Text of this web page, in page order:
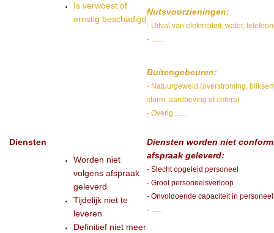
Is verwoest of
ernstig beschadigd
Nutsvoorzieningen:
- Uitval van elektriciteit, water, telefoon
- .......
Buitengebeuren:
- Natuurgeweld (overstroming,
storm, aardbeving et cetera)
- Overig .......
Diensten
Worden niet
volgens afspraak
geleverd
Tijdelijk niet te
leveren
Definitief niet meer
Diensten worden niet conform
afspraak geleverd:
- Slecht opgeleid personeel
- Groot personeelsverloop
- Onvoldoende capaciteit in personeel
- ......